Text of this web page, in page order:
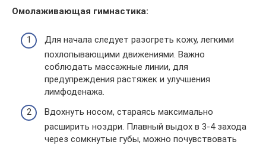
Омолаживающая гимнастика:
Для начала следует разогреть кожу, легкими
похлопывающими движениями. Важно
соблюдать массажные линии, для
предупреждения растяжек и улучшения
лимфоденажа.
Вдохнуть носом, стараясь максимально
расширить ноздри. Плавный выдох в 3-4 захода
через сомкнутые губы, можно почувствовать